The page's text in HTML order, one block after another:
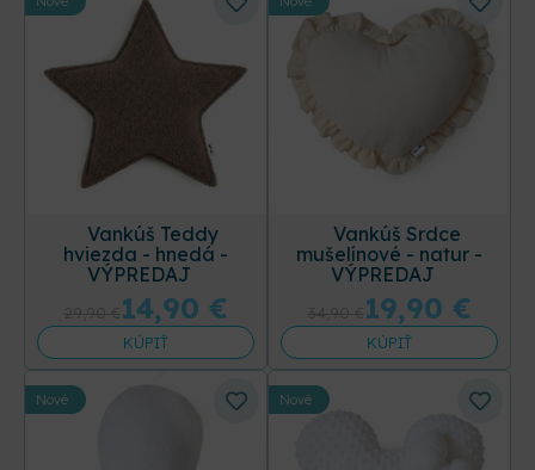
Vankúš Teddy
hviezda - hnedá -
VÝPREDAJ
14,90 €
KÚPIŤ
Vankúš Srdce
mušelínové - natur -
VÝPREDAJ
19,90 €
KÚPIŤ
Nové Nové